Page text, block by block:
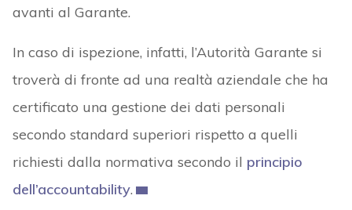
avanti al Garante.
In caso di ispezione, infatti, l’Autorità Garante si
troverà di fronte ad una realtà aziendale che ha
certificato una gestione dei dati personali
secondo standard superiori rispetto a quelli
richiesti dalla normativa secondo il principio
dell’accountability.